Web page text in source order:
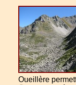
Oueillère